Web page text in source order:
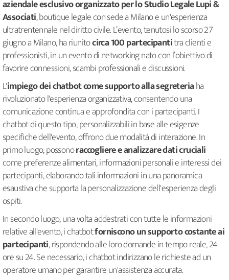
aziendale esclusivo organizzato per lo Studio Legale Lupi &
Associati, boutique legale con sede a Milano e un'esperienza
ultratrentennale nel diritto civile. L’evento, tenutosi lo scorso 27
giugno a Milano, ha riunitocirca 100 partecipantitra clienti e
professionisti, in un evento di networking nato con l’obiettivo di
favorire connessioni, scambi professionali e discussioni.
L'impiego dei chatbot come supporto alla segreteriaha
rivoluzionato l'esperienza organizzativa, consentendo una
comunicazione continua e approfondita con i partecipanti. I
chatbot di questo tipo, personalizzabili in base alle esigenze
specifiche dell'evento, offrono due modalità di interazione. In
primo luogo, possonoraccogliere e analizzare dati cruciali
come preferenze alimentari, informazioni personali e interessi dei
partecipanti, elaborando tali informazioni in una panoramica
esaustiva che supporta la personalizzazione dell'esperienza degli
ospiti.
In secondo luogo, una volta addestrati con tutte le informazioni
relative all'evento, i chatbotforniscono un supporto costante ai
partecipanti, rispondendo alle loro domande in tempo reale, 24
ore su 24. Se necessario, i chatbot indirizzano le richieste ad un
operatore umano per garantire un'assistenza accurata.